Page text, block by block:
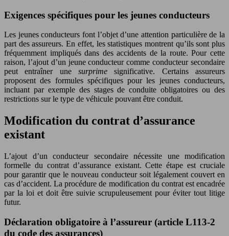
Exigences spécifiques pour les jeunes conducteurs
Les jeunes conducteurs font l’objet d’une attention particulière de la
part des assureurs. En effet, les statistiques montrent qu’ils sont plus
fréquemment impliqués dans des accidents de la route. Pour cette
raison, l’ajout d’un jeune conducteur comme conducteur secondaire
peut entraîner une surprimesignificative. Certains assureurs
proposent des formules spécifiques pour les jeunes conducteurs,
incluant par exemple des stages de conduite obligatoires ou des
restrictions sur le type de véhicule pouvant être conduit.
Modification du contrat d’assurance
existant
L’ajout d’un conducteur secondaire nécessite une modification
formelle du contrat d’assurance existant. Cette étape est cruciale
pour garantir que le nouveau conducteur soit légalement couvert en
cas d’accident. La procédure de modification du contrat est encadrée
par la loi et doit être suivie scrupuleusement pour éviter tout litige
futur.
Déclaration obligatoire à l’assureur (article L113-2
du code des assurances)